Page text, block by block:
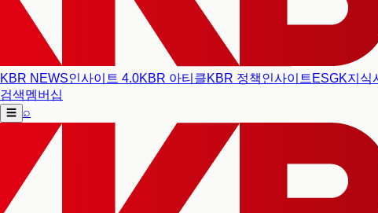
KBR NEWS인사이트 4.0KBR 아티클KBR 정책인사이트 ESGK지식
검색멤버십
☰ ⌕